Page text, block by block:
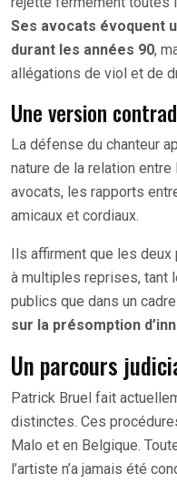
Ses avocats évoquent
durant les années 90,
allégations de viol et de
Une version
La défense du chanteur
nature de la relation
avocats, les rapports
amicaux et cordiaux.
Ils affirment que les
à multiples reprises, tant
publics que dans un
sur la présomption
Un parcours
Patrick Bruel fait
distinctes. Ces
Malo et en Belgique.
l’artiste n’a jamais été